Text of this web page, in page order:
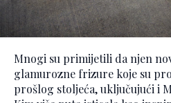
Mnogi su primijetili da njen
glamurozne frizure koje su
prošlog stoljeća, uključujući i